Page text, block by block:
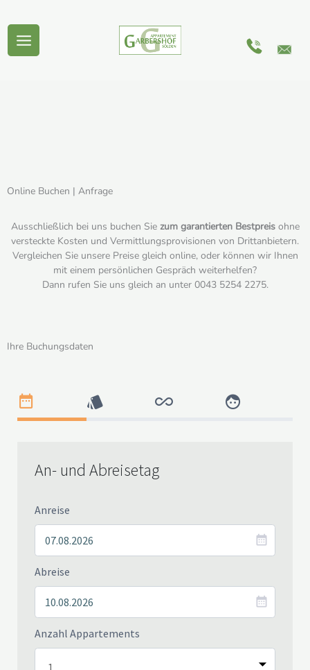
Inhalt
springen
Online Buchen | Anfrage
Ausschließlich bei uns buchen Sie zum garantierten Bestpreisohne
versteckte Kosten und Vermittlungsprovisionen von Drittanbietern.
Vergleichen Sie unsere Preise gleich online, oder können wir Ihnen
mit einem persönlichen Gespräch weiterhelfen?
Dann rufen Sie uns gleich an unter 0043 5254 2275.
Ihre Buchungsdaten
An- und Abreisetag
Anreise
Abreise
Anzahl Appartements